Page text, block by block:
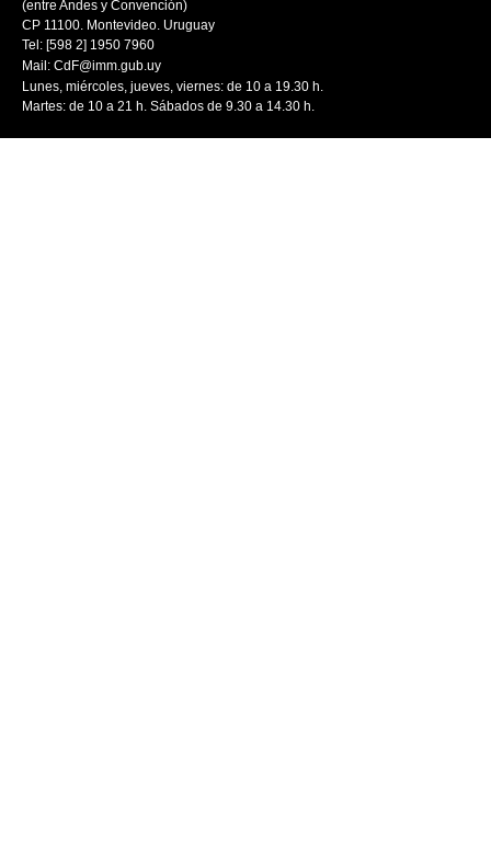
(entre Andes y Convención)
CP 11100. Montevideo. Uruguay
Tel: [598 2] 1950 7960
Mail: CdF@imm.gub.uy
Lunes, miércoles, jueves, viernes: de 10 a 19.30 h.
Martes: de 10 a 21 h. Sábados de 9.30 a 14.30 h.